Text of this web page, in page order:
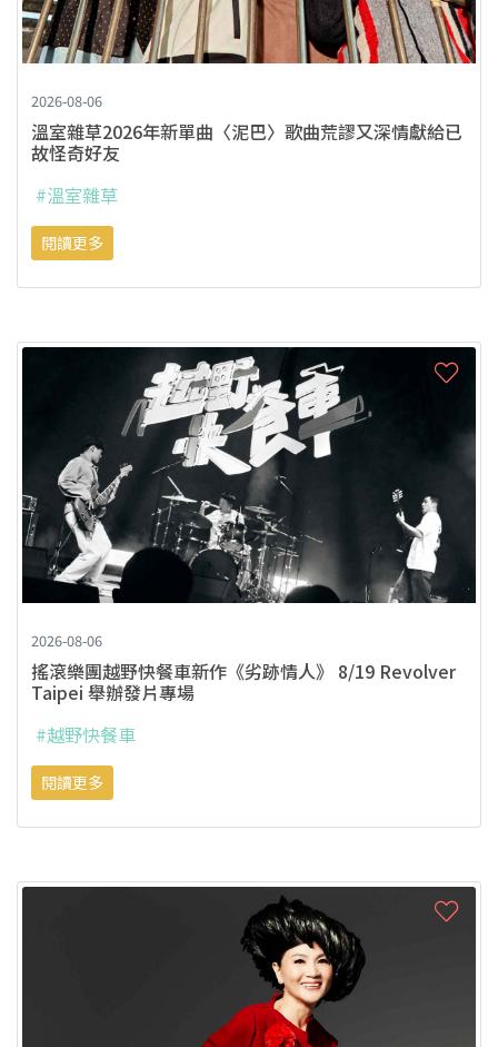
2026-08-06
溫室雜草2026年新單曲〈泥巴〉歌曲荒謬又深情獻給已
故怪奇好友
#溫室雜草
閱讀更多
2026-08-06
搖滾樂團越野快餐車新作《劣跡情人》 8/19 Revolver
Taipei 舉辦發片專場
#越野快餐車
閱讀更多